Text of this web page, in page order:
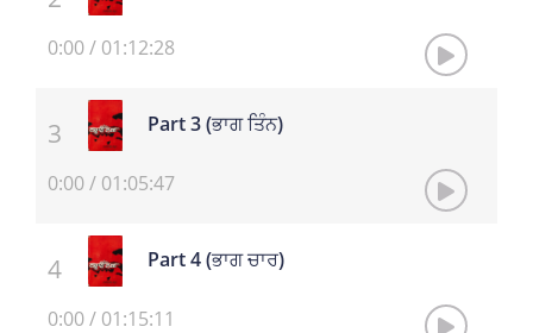
0:00/ 01:12:28
Part 3 (ਭਾਗ ਤਿੰਨ)
0:00/ 01:05:47
Part 4 (ਭਾਗ ਚਾਰ)
0:00/ 01:15:11